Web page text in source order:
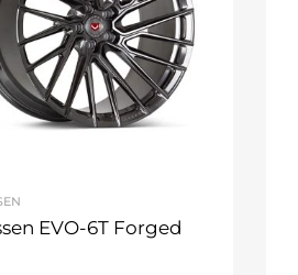
EVO-6T Forged